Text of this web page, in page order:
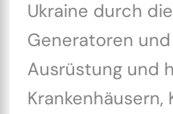
Ukraine durch
Generatoren
Ausrüstung und